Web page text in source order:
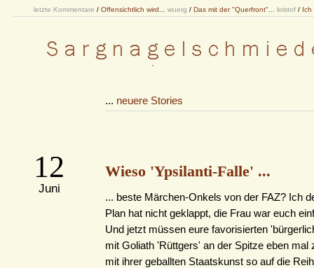
letzte Kommentare / Offensichtlich wird... wuerg / Das mit der "Querfront"... kristof / Ich
... neuere Stories
12
Juni
Wieso 'Ypsilanti-Falle' ...
... beste Märchen-Onkels von der FAZ? Ich
Plan hat nicht geklappt, die Frau war euch
Und jetzt müssen eure favorisierten
mit Goliath 'Rüttgers' an der Spitze eben mal
mit ihrer geballten Staatskunst so auf die